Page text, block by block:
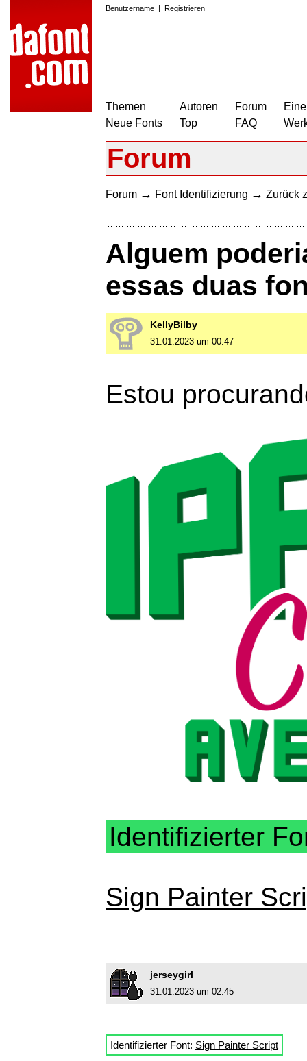
Benutzername | Registrieren
Themen
Neue Fonts
Autoren
Top
Forum
FAQ
Forum
Forum → Font Identifizierung → Zurück
Alguem
essas duas
KellyBilby
31.01.2023 um 00:47
Estou
Identifizierter
Sign Painter
jerseygirl
31.01.2023 um 02:45
Identifizierter Font: Sign Painter Script